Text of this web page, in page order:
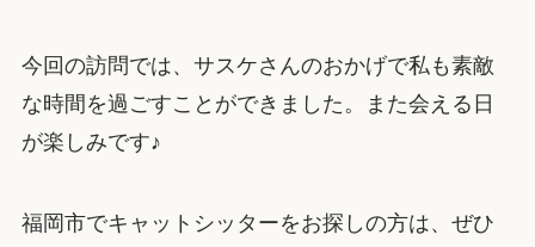
今回の訪問では、サスケさんのおかげで私も素敵
な時間を過ごすことができました。また会える日
が楽しみです♪
福岡市でキャットシッターをお探しの方は、ぜひ